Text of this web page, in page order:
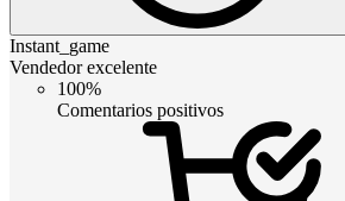
Instant_game
Vendedor excelente
100%
Comentarios positivos